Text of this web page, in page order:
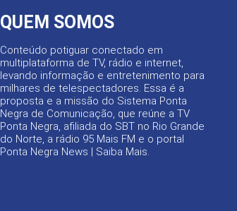
QUEM SOMOS
Conteúdo potiguar conectado em
multiplataforma de TV, rádio e internet,
levando informação e entretenimento para
milhares de telespectadores. Essa é a
proposta e a missão do Sistema Ponta
Negra de Comunicação, que reúne a TV
Ponta Negra, afiliada do SBT no Rio Grande
do Norte, a rádio 95 Mais FM e o portal
Ponta Negra News | Saiba Mais.